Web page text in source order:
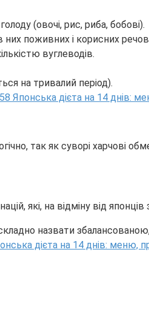
(овочі, рис, риба, бобові).
поживних і корисних
вуглеводів.
на тривалий період).
так як суворі харчові
які, на відміну від
назвати